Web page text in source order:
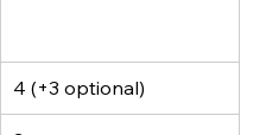
4 (+3 optional)